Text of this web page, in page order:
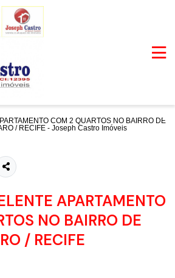
APARTAMENTO
NO BAIRRO DE
/ RECIFE